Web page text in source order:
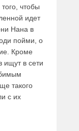
чтобы
идет
Нана в
пойми, о
Кроме
ищут в сети
такого
с их